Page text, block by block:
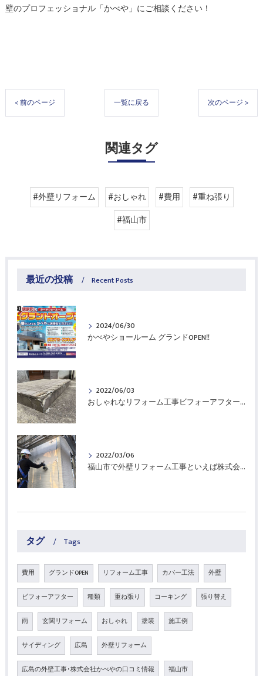
壁のプロフェッショナル「かべや」にご相談ください！
< 前のページ 一覧に戻る 次のページ >
関連タグ
#外壁リフォーム #おしゃれ #費用
#重ね張り
#福山市
最近の投稿 Recent Posts
2024/06/30
かべやショールーム グランドOPEN‼
2022/06/03
おしゃれなリフォーム工事ビフォーアフター！福山市の株式会社かべやにお任せください。
2022/03/06
福山市で外壁リフォーム工事といえば株式会社かべやにお任せ！塗装も張替えも、30年の実績とおしゃれな外壁施工例、沢山もあります！
タグ Tags
費用 グランドOPEN リフォーム工事 カバー工法 外壁
ビフォーアフター 種類 重ね張り コーキング 張り替え
雨 玄関リフォーム おしゃれ 塗装 施工例
サイディング 広島 外壁リフォーム
広島の外壁工事･株式会社かべやの口コミ情報 福山市